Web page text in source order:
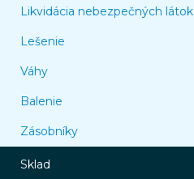
Likvidácia nebezpečných látok
Lešenie
Váhy
Balenie
Zásobníky
Sklad